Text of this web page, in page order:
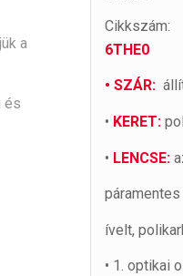
a
és
Cikkszám:
6THE0
• SZÁR:
• KERET:
• LENCSE:
ívelt,
• 1. optikai